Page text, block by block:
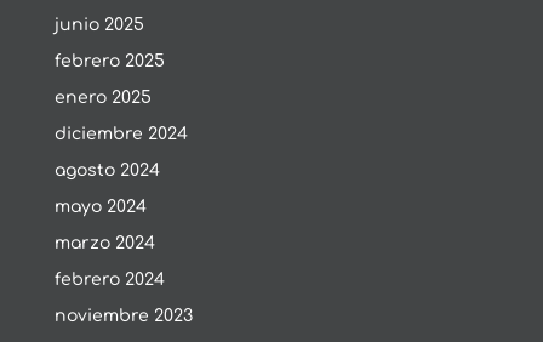
junio 2025
febrero 2025
enero 2025
diciembre 2024
agosto 2024
mayo 2024
marzo 2024
febrero 2024
noviembre 2023